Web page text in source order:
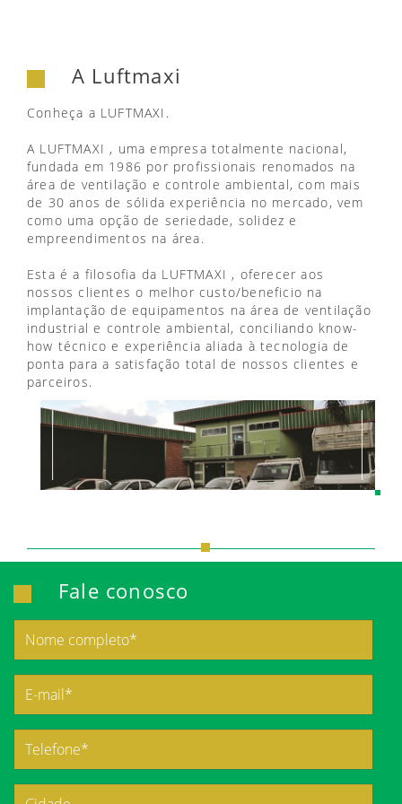
A Luftmaxi
Conheça a LUFTMAXI.
A LUFTMAXI , uma empresa totalmente nacional,
fundada em 1986 por profissionais renomados na
área de ventilação e controle ambiental, com mais
de 30 anos de sólida experiência no mercado, vem
como uma opção de seriedade, solidez e
empreendimentos na área.
Esta é a filosofia da LUFTMAXI , oferecer aos
nossos clientes o melhor custo/beneficio na
implantação de equipamentos na área de ventilação
industrial e controle ambiental, conciliando know-
how técnico e experiência aliada à tecnologia de
ponta para a satisfação total de nossos clientes e
parceiros.
Fale conosco